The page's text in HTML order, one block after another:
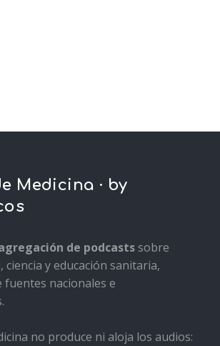
Medicina · by
de podcastssobre
ciencia y educación sanitaria,
fuentes nacionales e
no produce ni aloja los audios: